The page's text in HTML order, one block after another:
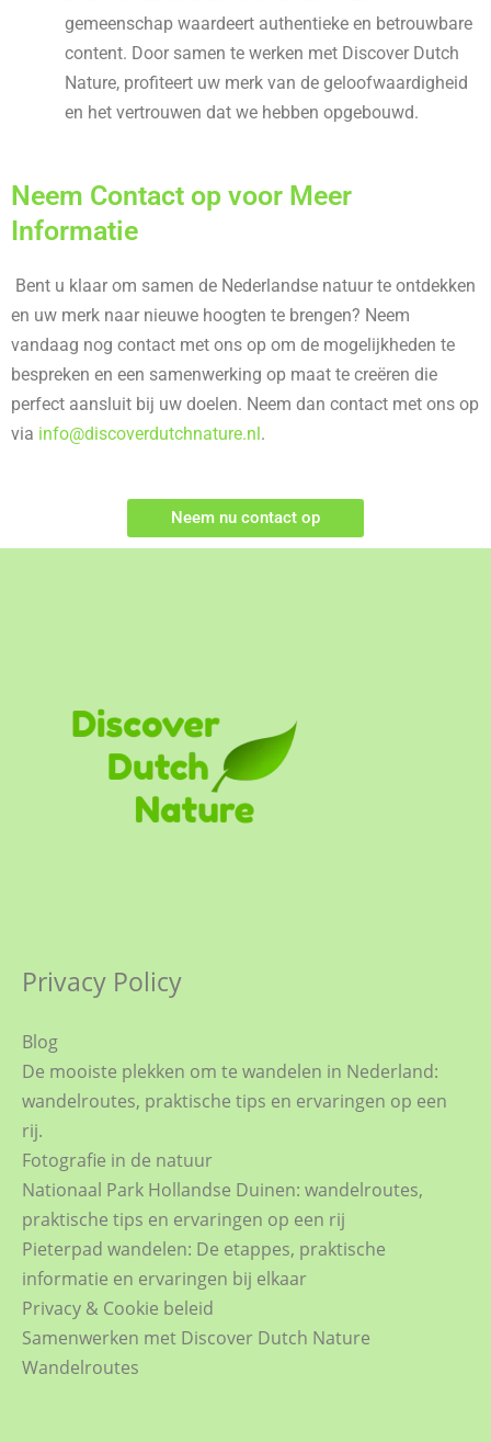
gemeenschap waardeert authentieke en betrouwbare
content. Door samen te werken met Discover Dutch
Nature, profiteert uw merk van de geloofwaardigheid
en het vertrouwen dat we hebben opgebouwd.
Neem Contact op voor Meer
Informatie
Bent u klaar om samen de Nederlandse natuur te ontdekken
en uw merk naar nieuwe hoogten te brengen? Neem
vandaag nog contact met ons op om de mogelijkheden te
bespreken en een samenwerking op maat te creëren die
perfect aansluit bij uw doelen. Neem dan contact met ons op
via info@discoverdutchnature.nl.
Neem nu contact op
Privacy Policy
Blog
De mooiste plekken om te wandelen in Nederland:
wandelroutes, praktische tips en ervaringen op een
rij.
Fotografie in de natuur
Nationaal Park Hollandse Duinen: wandelroutes,
praktische tips en ervaringen op een rij
Pieterpad wandelen: De etappes, praktische
informatie en ervaringen bij elkaar
Privacy & Cookie beleid
Samenwerken met Discover Dutch Nature
Wandelroutes